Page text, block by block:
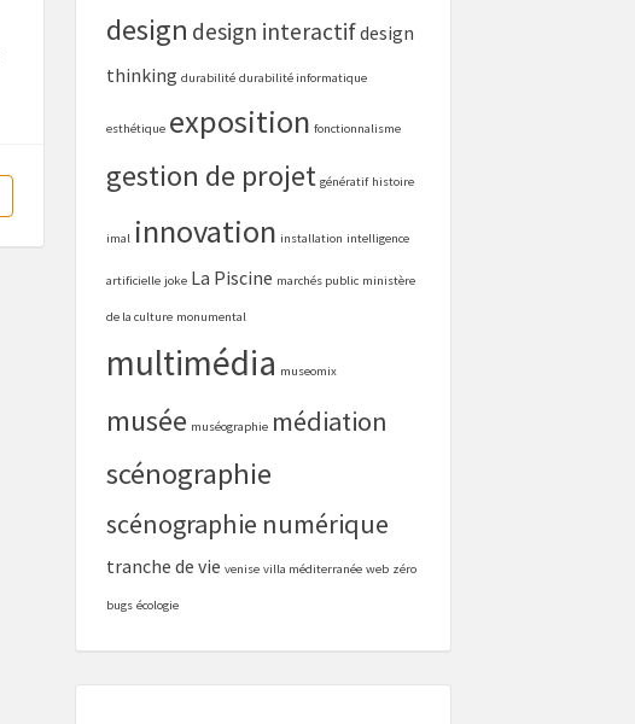
design design interactifdesign
thinking durabilité durabilité informatique
esthétique exposition fonctionnalisme
gestion de projet génératif histoire
imal innovation installation intelligence
artificielle joke La Piscine marchés public ministère
de la culture monumental
multimédia museomix
musée muséographie médiation
scénographie
scénographie numérique
tranche de vie venise villa méditerranée web zéro
bugs écologie